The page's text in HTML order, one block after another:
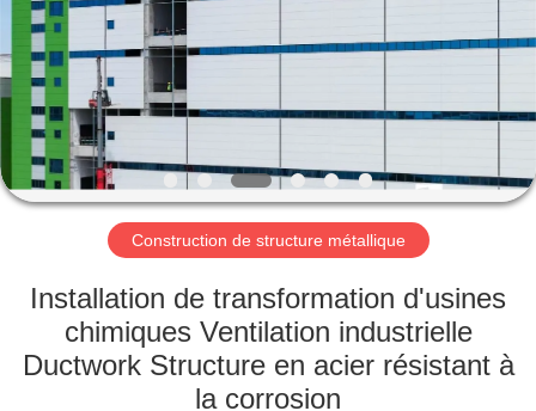
PRODUITS
VIDÉOS
SPECTACLE
DE
RÉALITÉ
VIRTUELLE
Construction de structure métallique
Installation de transformation d'usines
chimiques Ventilation industrielle
Ductwork Structure en acier résistant à
la corrosion